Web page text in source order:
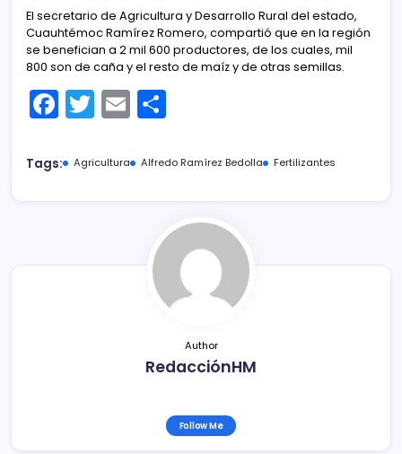
El secretario de Agricultura y Desarrollo Rural del estado,
Cuauhtémoc Ramírez Romero, compartió que en la región
se benefician a 2 mil 600 productores, de los cuales, mil
800 son de caña y el resto de maíz y de otras semillas.
F
a
c
T
w
itt
E
m
ai m
ar
tir
Tags: Agricultura Alfredo Ramírez Bedolla Fertilizantes
Author
RedacciónHM
Follow Me